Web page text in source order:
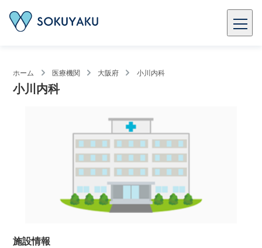
ホーム 医療機関 大阪府 小川内科
小川内科
施設情報